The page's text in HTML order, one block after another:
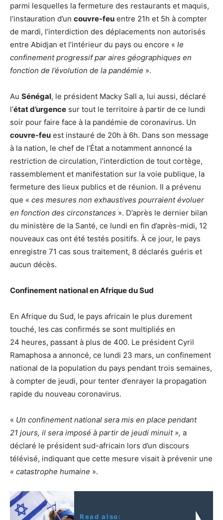
parmi lesquelles la fermeture des restaurants et maquis,
l’instauration d’un couvre-feu entre 21h et 5h à compter
de mardi, l’interdiction des déplacements non autorisés
entre Abidjan et l’intérieur du pays ou encore « le
confinement progressif par aires géographiques en
fonction de l’évolution de la pandémie ».
Au Sénégal, le président Macky Sall a, lui aussi, déclaré
l’état d’urgence sur tout le territoire à partir de ce lundi
soir pour faire face à la pandémie de coronavirus. Un
couvre-feu est instauré de 20h à 6h. Dans son message
à la nation, le chef de l’État a notamment annoncé la
restriction de circulation, l’interdiction de tout cortège,
rassemblement et manifestation sur la voie publique, la
fermeture des lieux publics et de réunion. Il a prévenu
que « ces mesures non exhaustives pourraient évoluer
en fonction des circonstances ». D’après le dernier bilan
du ministère de la Santé, ce lundi en fin d’après-midi, 12
nouveaux cas ont été testés positifs. À ce jour, le pays
enregistre 71 cas sous traitement, 8 déclarés guéris et
aucun décès.
Confinement national en Afrique du Sud
En Afrique du Sud, le pays africain le plus durement
touché, les cas confirmés se sont multipliés en
24 heures, passant à plus de 400. Le président Cyril
Ramaphosa a annoncé, ce lundi 23 mars, un confinement
national de la population du pays pendant trois semaines,
à compter de jeudi, pour tenter d’enrayer la propagation
rapide du nouveau coronavirus.
« Un confinement national sera mis en place pendant
21 jours, il sera imposé à partir de jeudi minuit », a
déclaré le président sud-africain lors d’un discours
télévisé, indiquant que cette mesure visait à prévenir une
« catastrophe humaine ».
Read also: